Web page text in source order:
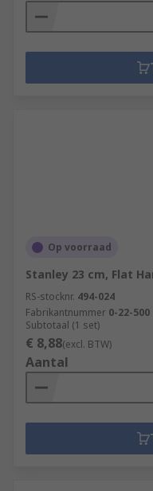
Op voorraad
Stanley 23 cm, Flat
RS-stocknr. 494-024
Fabrikantnummer 0-22-500
Subtotaal (1 set)
€ 8,88(excl. BTW)
Aantal